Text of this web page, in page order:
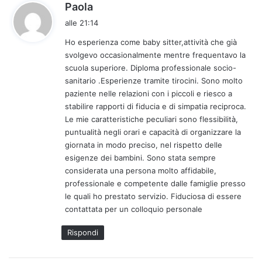
Paola
a
e
t
t
o
:
alle 21:14
Ho esperienza come baby sitter,attività che già
svolgevo occasionalmente mentre frequentavo la
scuola superiore. Diploma professionale socio-
sanitario .Esperienze tramite tirocini. Sono molto
paziente nelle relazioni con i piccoli e riesco a
stabilire rapporti di fiducia e di simpatia reciproca.
Le mie caratteristiche peculiari sono flessibilità,
puntualità negli orari e capacità di organizzare la
giornata in modo preciso, nel rispetto delle
esigenze dei bambini. Sono stata sempre
considerata una persona molto affidabile,
professionale e competente dalle famiglie presso
le quali ho prestato servizio. Fiduciosa di essere
contattata per un colloquio personale
Rispondi